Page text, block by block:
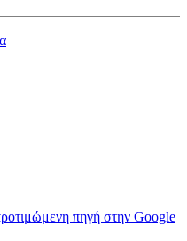
πηγή στην Google